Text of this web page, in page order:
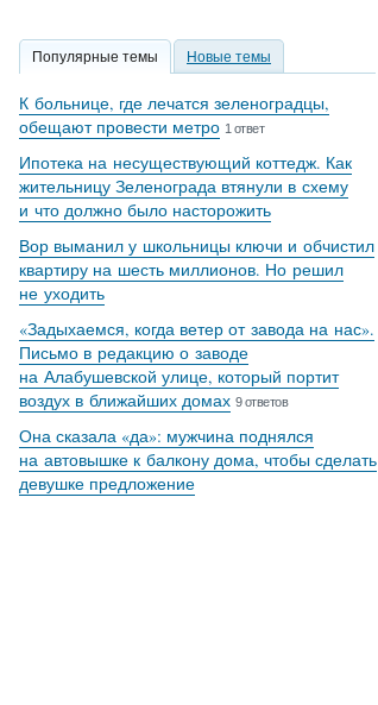
Популярные темы Новые темы
К больнице, где лечатся зеленоградцы,
обещают провести метро 1 ответ
Ипотека на несуществующий коттедж. Как
жительницу Зеленограда втянули в схему
и что должно было насторожить
Вор выманил у школьницы ключи и обчистил
квартиру на шесть миллионов. Но решил
не уходить
«Задыхаемся, когда ветер от завода на нас».
Письмо в редакцию о заводе
на Алабушевской улице, который портит
воздух в ближайших домах 9 ответов
Она сказала «да»: мужчина поднялся
на автовышке к балкону дома, чтобы сделать
девушке предложение